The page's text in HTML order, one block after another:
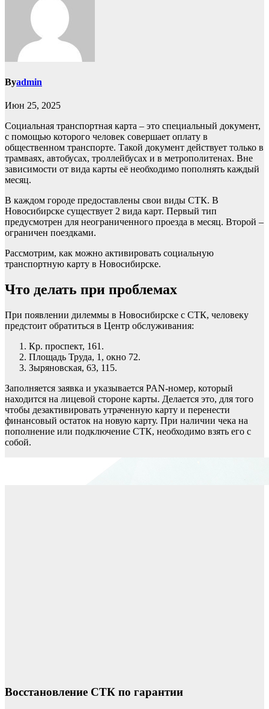
Byadmin
Июн 25, 2025
Социальная транспортная карта – это специальный документ,
с помощью которого человек совершает оплату в
общественном транспорте. Такой документ действует только в
трамваях, автобусах, троллейбусах и в метрополитенах. Вне
зависимости от вида карты её необходимо пополнять каждый
месяц.
В каждом городе предоставлены свои виды СТК. В
Новосибирске существует 2 вида карт. Первый тип
предусмотрен для неограниченного проезда в месяц. Второй –
ограничен поездками.
Рассмотрим, как можно активировать социальную
транспортную карту в Новосибирске.
Что делать при проблемах
При появлении дилеммы в Новосибирске с СТК, человеку
предстоит обратиться в Центр обслуживания:
Кр. проспект, 161.
Площадь Труда, 1, окно 72.
Зыряновская, 63, 115.
Заполняется заявка и указывается PAN-номер, который
находится на лицевой стороне карты. Делается это, для того
чтобы дезактивировать утраченную карту и перенести
финансовый остаток на новую карту. При наличии чека на
пополнение или подключение СТК, необходимо взять его с
собой.
Восстановление СТК по гарантии